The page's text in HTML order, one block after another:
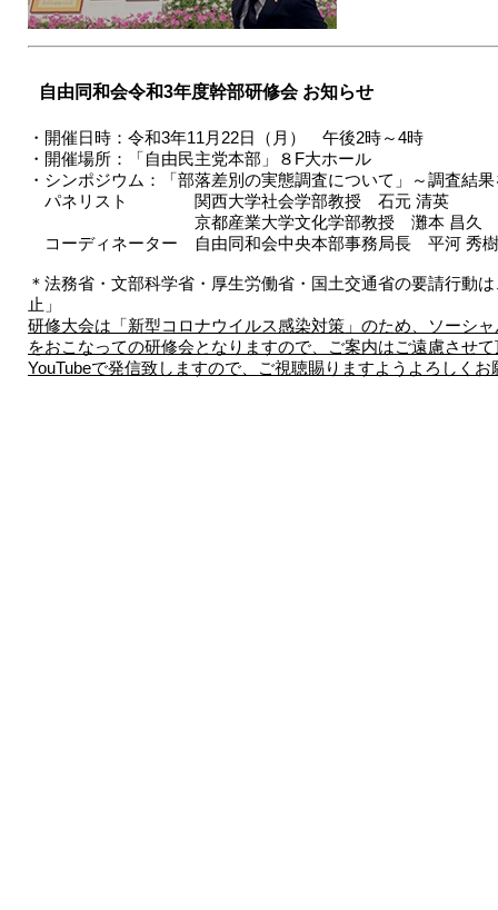
自由同和会令和3年度幹部研修会 お知らせ
・開催日時：令和3年11月22日（月） 午後2時～4時
・開催場所：「自由民主党本部」８F大ホール
・シンポジウム：「部落差別の実態調査について」～調査結
パネリスト 関西大学社会学部教授 石元 清英
京都産業大学文化学部教授 灘本 昌久
コーディネーター 自由同和会中央本部事務局長 平河 秀樹
＊法務省・文部科学省・厚生労働省・国土交通省の要請行動
止」
研修大会は「新型コロナウイルス感染対策」のため、ソーシ
をおこなっての研修会となりますので、ご案内はご遠慮させ
YouTubeで発信致しますので、ご視聴賜りますようよろしく